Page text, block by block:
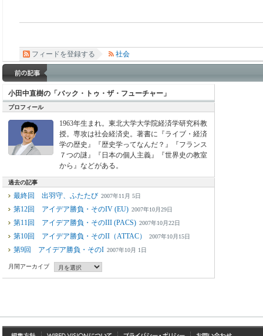
フィードを登録する 社会
小田中直樹の「バック・トゥ・ザ・フューチャー」
プロフィール
1963年生まれ。東北大学大学院経済学研究科教
授。専攻は社会経済史。著書に『ライブ・経済
学の歴史』『歴史学ってなんだ？』『フランス
７つの謎』『日本の個人主義』『世界史の教室
から』などがある。
過去の記事
最終回 出羽守、ふたたび 2007年11月 5日
第12回 アイデア勝負・そのIV (EU) 2007年10月29日
第11回 アイデア勝負・そのIII (PACS) 2007年10月22日
第10回 アイデア勝負・そのII（ATTAC） 2007年10月15日
第9回 アイデア勝負・そのI 2007年10月 1日
月間アーカイブ